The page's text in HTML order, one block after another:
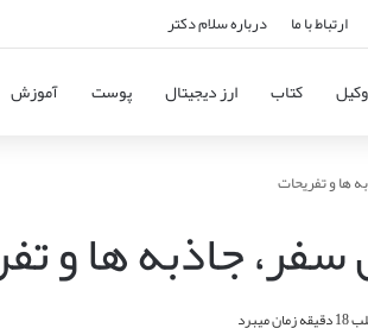
ارتباط با ما درباره سلام دکتر
وکیل کتاب ارز دیجیتال پوست آموزش
ها و تفریحات
جاذبه ها و